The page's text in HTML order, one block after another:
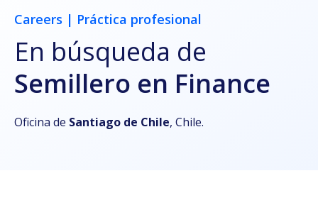
Careers | Práctica profesional
En búsqueda de
Semillero en Finance
Oficina de Santiago de Chile, Chile.